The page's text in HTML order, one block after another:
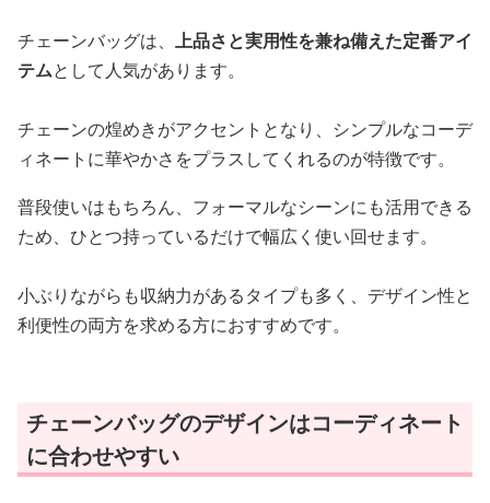
チェーンバッグは、 上品さと実用性を兼ね備えた定番アイ
テムとして人気があります。
チェーンの煌めきがアクセントとなり、シンプルなコーデ
ィネートに華やかさをプラスしてくれるのが特徴です。
普段使いはもちろん、フォーマルなシーンにも活用できる
ため、ひとつ持っているだけで幅広く使い回せます。
小ぶりながらも収納力があるタイプも多く、デザイン性と
利便性の両方を求める方におすすめです。
チェーンバッグのデザインはコーディネート
に合わせやすい